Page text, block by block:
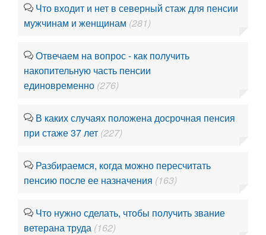
Что входит и нет в северный стаж для пенсии
мужчинам и женщинам (281)
Отвечаем на вопрос - как получить
накопительную часть пенсии
единовременно (276)
В каких случаях положена досрочная пенсия
при стаже 37 лет (227)
Разбираемся, когда можно пересчитать
пенсию после ее назначения (163)
Что нужно сделать, чтобы получить звание
ветерана труда (162)